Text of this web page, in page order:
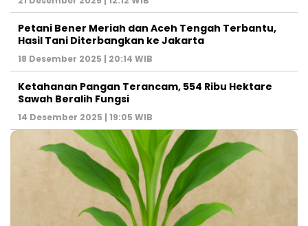
Petani Bener Meriah dan Aceh Tengah Terbantu,
Hasil Tani Diterbangkan ke Jakarta
18 Desember 2025 | 20:14 WIB
Ketahanan Pangan Terancam, 554 Ribu Hektare
Sawah Beralih Fungsi
14 Desember 2025 | 19:05 WIB